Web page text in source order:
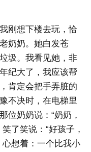
刚想下楼去玩，恰
奶奶。她白发苍
圾。我看见她，非
纪大了，我应该帮
肯定会把手弄脏的
不决时，在电梯里
位奶奶说：“奶奶，
了笑说：“好孩子，
想着：一个比我小